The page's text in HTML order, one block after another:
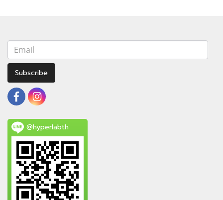
Subscribe
@hyperlabth